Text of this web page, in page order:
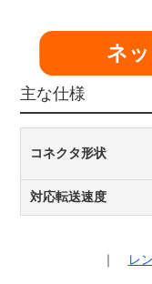
ネ
主な仕様
コネクタ形状
対応転送速度
レ